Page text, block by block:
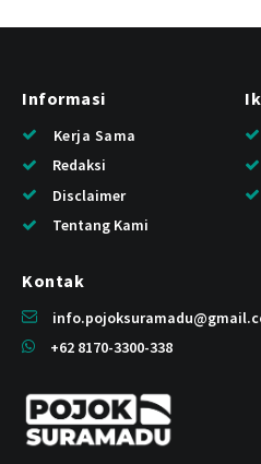
Informasi
Kerja Sama
Redaksi
Disclaimer
Tentang Kami
Kontak
+62 8170-3300-338